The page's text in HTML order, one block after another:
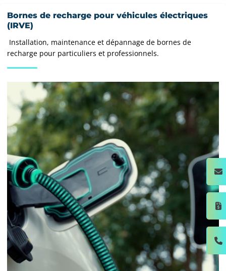
Bornes de recharge pour véhicules électriques
(IRVE)
Installation, maintenance et dépannage de bornes de
recharge pour particuliers et professionnels.